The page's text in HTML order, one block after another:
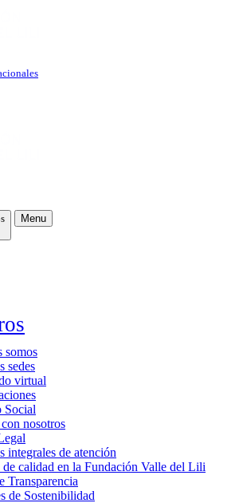
Menu
somos
sedes
virtual
Social
nosotros
integrales de atención
de calidad en la Fundación Valle del Lili
Transparencia
de Sostenibilidad